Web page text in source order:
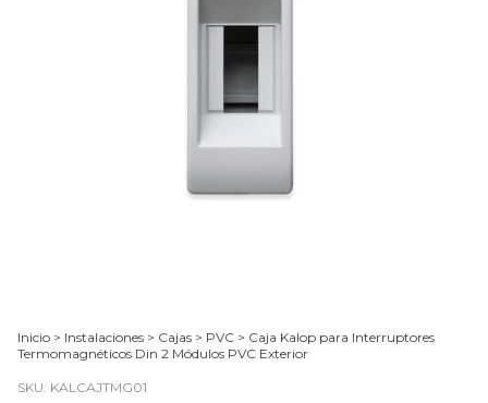
Inicio > Instalaciones > Cajas > PVC > Caja Kalop para Interruptores
Termomagnéticos Din 2 Módulos PVC Exterior
SKU: KALCAJTMG01